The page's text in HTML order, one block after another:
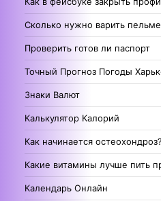
Сколько нужно варить
Проверить готов ли паспорт
Точный Прогноз Погоды
Знаки Валют
Калькулятор Калорий
Как начинается остеохондроз?
Какие витамины лучше пить
Календарь Онлайн